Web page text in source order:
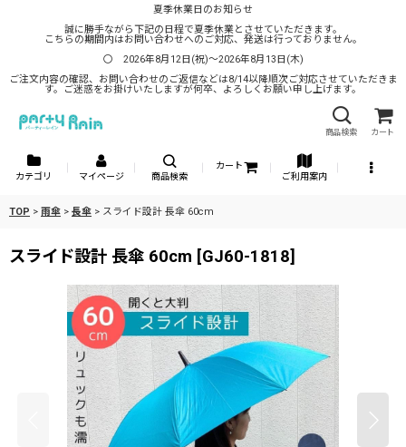
夏季休業日のお知らせ
誠に勝手ながら下記の日程で夏季休業とさせていただきます。
こちらの期間内はお問い合わせへのご対応、発送は行っておりません。
〇 2026年8月12日(祝)～2026年8月13日(木)
ご注文内容の確認、お問い合わせのご返信などは8/14以降順次ご対応させていただきま
す。ご迷惑をお掛けいたしますが何卒、よろしくお願い申し上げます。
商品検索 カート
カテゴリ マイページ 商品検索
カート
ご利用案内
TOP > 雨傘 > 長傘 > スライド設計 長傘 60cm
スライド設計 長傘 60cm [GJ60-1818]